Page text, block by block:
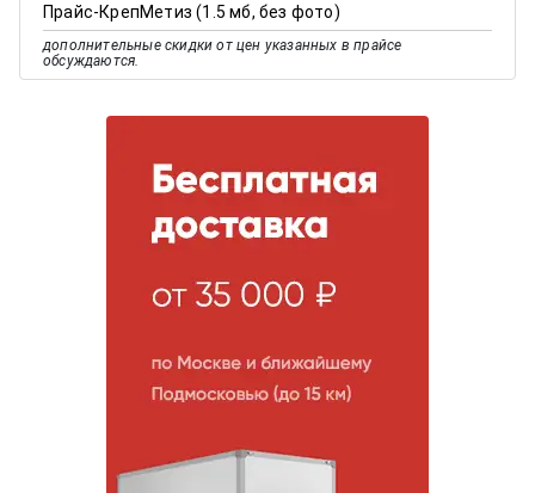
Прайс-КрепМетиз (1.5 мб, без фото)
дополнительные скидки от цен указанных в прайсе
обсуждаются.